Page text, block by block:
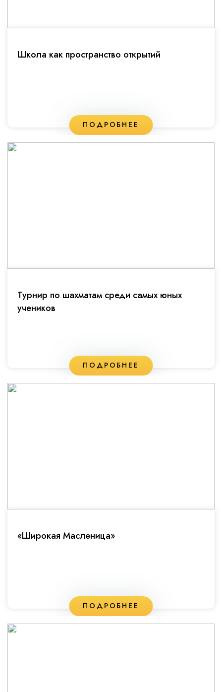
Школа как пространство открытий
ПОДРОБНЕЕ
Турнир по шахматам среди самых юных
учеников
ПОДРОБНЕЕ
«Широкая Масленица»
ПОДРОБНЕЕ